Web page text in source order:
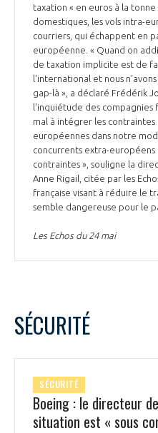
taxation « en euros à la
domestiques, les vols intra-
courriers, qui échappent en
européenne. « Quand on
de taxation implicite est de
l'international et nous
gap-là », a déclaré Frédérik
l'inquiétude des compagnies
mal à intégrer les
européennes dans notre
concurrents extra-européens
contraintes », souligne la
Anne Rigail, citée par les
française visant à réduire le
semble dangereuse pour le
Les Echos du 24 mai
SÉCURITÉ
SÉCURITÉ
Boeing : le directeur
situation est « sous